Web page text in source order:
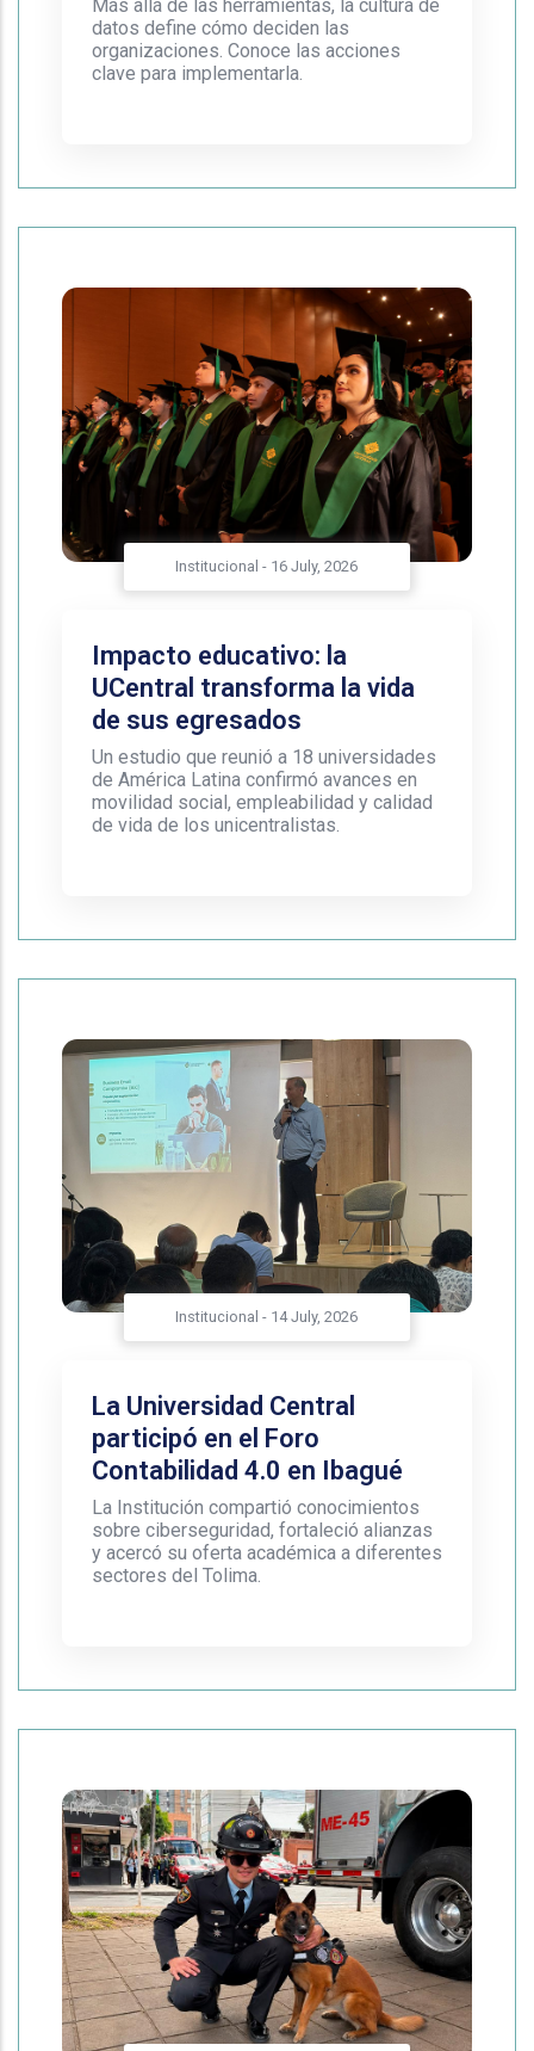
Más allá de las herramientas, la cultura de
datos define cómo deciden las
organizaciones. Conoce las acciones
clave para implementarla.
Institucional - 16 July, 2026
Impacto educativo: la
UCentral transforma la vida
de sus egresados
Un estudio que reunió a 18 universidades
de América Latina confirmó avances en
movilidad social, empleabilidad y calidad
de vida de los unicentralistas.
Institucional - 14 July, 2026
La Universidad Central
participó en el Foro
Contabilidad 4.0 en Ibagué
La Institución compartió conocimientos
sobre ciberseguridad, fortaleció alianzas
y acercó su oferta académica a diferentes
sectores del Tolima.